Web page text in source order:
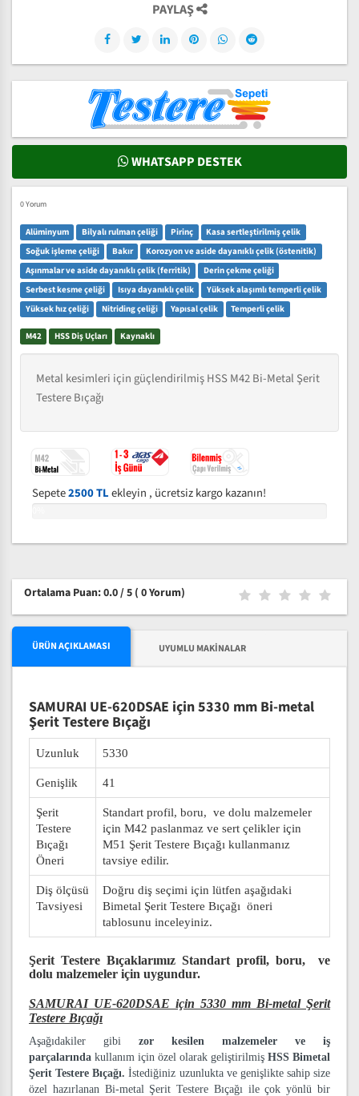
PAYLAŞ
WHATSAPP DESTEK
0 Yorum
Alüminyum Bilyalı rulman çeliği Pirinç
Kasa sertleştirilmiş çelik
Soğuk işleme çeliği
Bakır
Korozyon ve aside dayanıklı çelik (östenitik)
Aşınmalar ve aside dayanıklı çelik (ferritik)
Derin çekme çeliği
Serbest kesme çeliği
Isıya dayanıklı çelik
Yüksek alaşımlı temperli çelik
Yüksek hız çeliği
Nitriding çeliği Yapısal çelik Temperli çelik
M42 HSS Diş Uçları Kaynaklı
Metal kesimleri için güçlendirilmiş HSS M42 Bi-Metal Şerit
Testere Bıçağı
Sepete2500 TLekleyin , ücretsiz kargo kazanın!
Ortalama Puan: 0.0 / 5 ( 0 Yorum)
ÜRÜN AÇIKLAMASI UYUMLU MAKINALAR
SAMURAI UE-620DSAE için 5330 mm Bi-metal
Şerit Testere Bıçağı
Uzunluk 5330
Genişlik 41
Şerit
Testere
Bıçağı
Öneri
Standart profil, boru, ve dolu malzemeler
için M42 paslanmaz ve sert çelikler için
M51 Şerit Testere Bıçağı kullanmanız
tavsiye edilir.
Diş ölçüsü
Tavsiyesi
Doğru diş seçimi için lütfen aşağıdaki
Bimetal Şerit Testere Bıçağı öneri
tablosunu inceleyiniz.
Şerit Testere Bıçaklarımız Standart profil, boru, ve
dolu malzemeler için uygundur.
SAMURAI UE-620DSAE için 5330 mm Bi-metal Şerit
Testere Bıçağı
Aşağıdakiler gibi zor kesilen malzemeler ve iş
parçalarında kullanım için özel olarak geliştirilmiş HSS Bimetal
Şerit Testere Bıçağı.İstediğiniz uzunlukta ve genişlikte sahip size
özel hazırlanan Bi-metal Şerit Testere Bıçağı ile çok yönlü bir